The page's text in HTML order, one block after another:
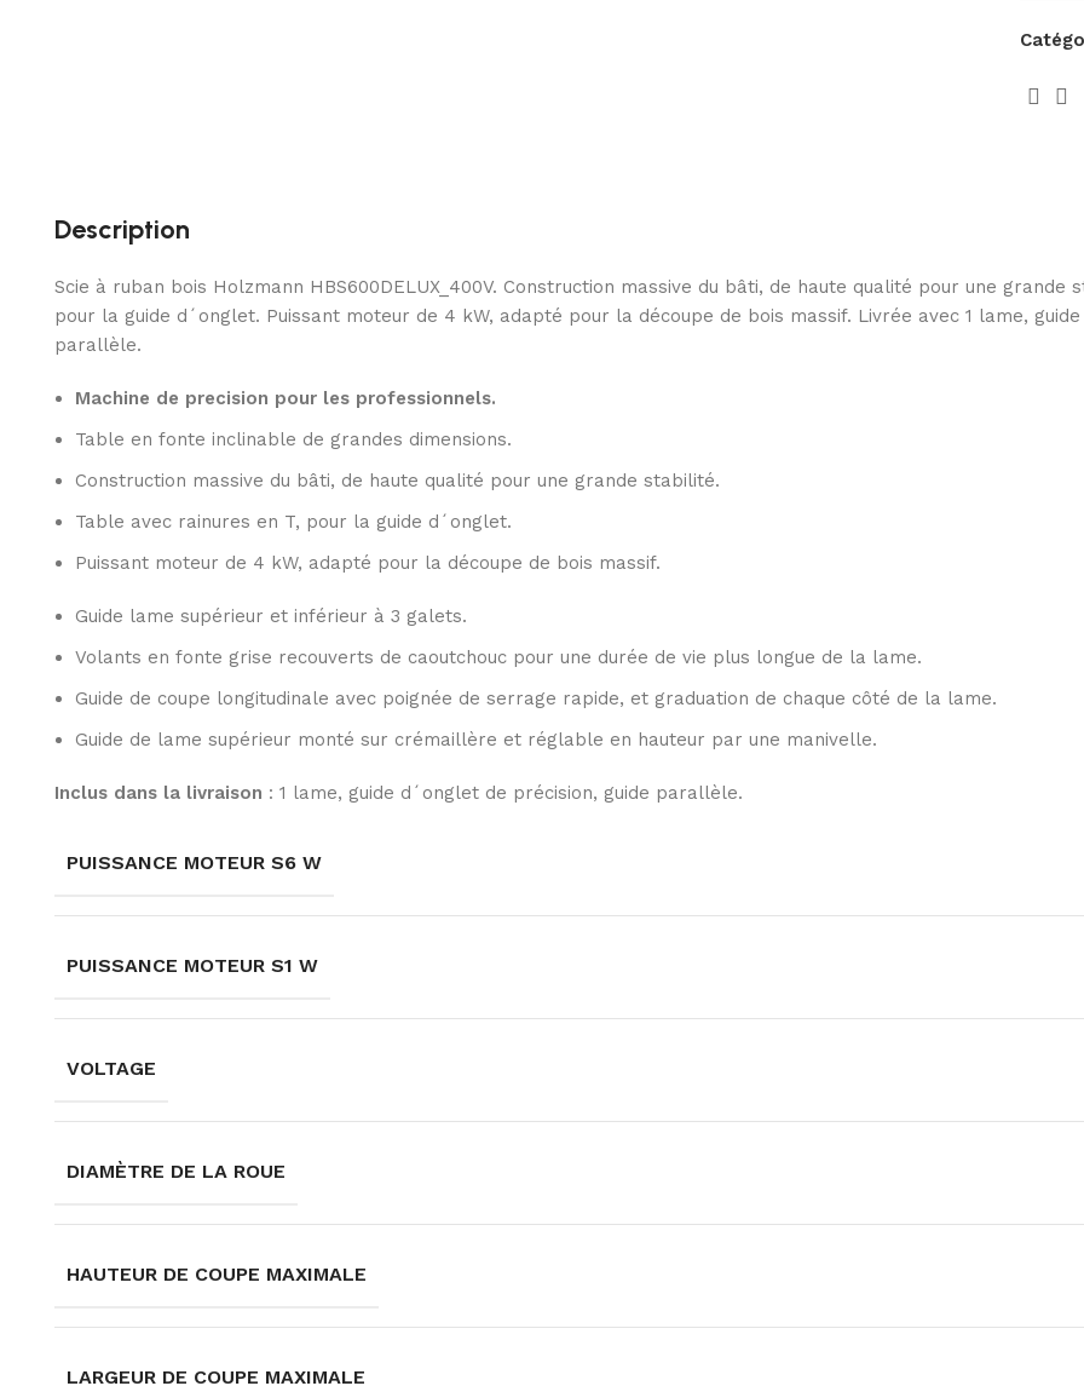
Description
Scie à ruban bois Holzmann HBS600DELUX_400V. Construction massive du bâti, de haute qualité pour une grande
pour la guide d´onglet. Puissant moteur de 4 kW, adapté pour la découpe de bois massif. Livrée avec 1 lame,
parallèle.
Machine de precision pour les professionnels.
Table en fonte inclinable de grandes dimensions.
Construction massive du bâti, de haute qualité pour une grande stabilité.
Table avec rainures en T, pour la guide d´onglet.
Puissant moteur de 4 kW, adapté pour la découpe de bois massif.
Guide lame supérieur et inférieur à 3 galets.
Volants en fonte grise recouverts de caoutchouc pour une durée de vie plus longue de la lame.
Guide de coupe longitudinale avec poignée de serrage rapide, et graduation de chaque côté de la lame.
Guide de lame supérieur monté sur crémaillère et réglable en hauteur par une manivelle.
Inclus dans la livraison : 1 lame, guide d´onglet de précision, guide parallèle.
PUISSANCE MOTEUR S6 W
PUISSANCE MOTEUR S1 W
VOLTAGE
DIAMÈTRE DE LA ROUE
HAUTEUR DE COUPE MAXIMALE
LARGEUR DE COUPE MAXIMALE